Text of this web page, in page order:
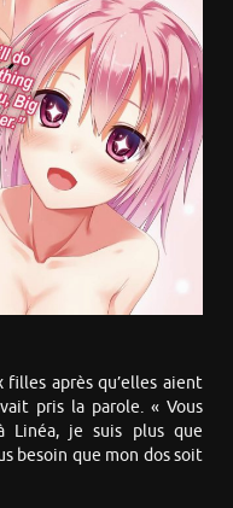
après qu’elles aient
pris la parole. « Vous
Linéa, je suis plus que
besoin que mon dos soit